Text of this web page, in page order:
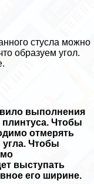
стусла можно
образуем угол.
выполнения
плинтуса. Чтобы
отмерять
угла. Чтобы
выступать
его ширине.